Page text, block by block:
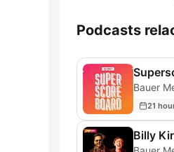
Podcasts
Bauer
21
Billy